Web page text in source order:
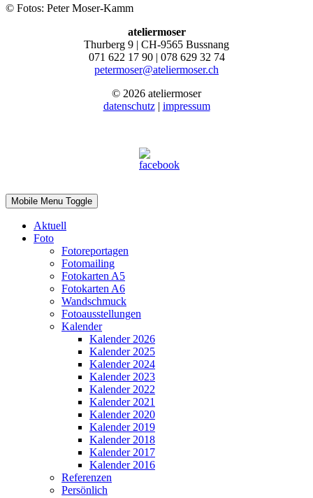
© Fotos: Peter Moser-Kamm
ateliermoser
Thurberg 9 | CH-9565 Bussnang
071 622 17 90 | 078 629 32 74
petermoser@ateliermoser.ch
© 2026 ateliermoser
datenschutz| impressum
Mobile Menu Toggle
Aktuell
Foto
Fotoreportagen
Fotomailing
Fotokarten A5
Fotokarten A6
Wandschmuck
Fotoausstellungen
Kalender
Kalender 2026
Kalender 2025
Kalender 2024
Kalender 2023
Kalender 2022
Kalender 2021
Kalender 2020
Kalender 2019
Kalender 2018
Kalender 2017
Kalender 2016
Referenzen
Persönlich